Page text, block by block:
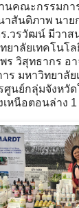
นคณะกรรมกา
สันติภาพ นาย
.วรวัฒน์ มีวาส
ยาลัยเทคโนโ
ร วิสุทธากร อ
าร มหาวิทยาลั
นย์กลุ่มจังหวัด
หนือตอนล่าง